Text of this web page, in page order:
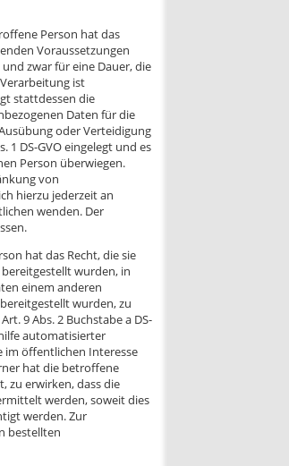
Person hat das
Voraussetzungen
zwar für eine Dauer, die
ist
stattdessen die
Daten für die
oder Verteidigung
1 DS-GVO eingelegt und es
Person überwiegen.
von
hierzu jederzeit an
wenden. Der
hat das Recht, die sie
wurden, in
einem anderen
wurden, zu
9 Abs. 2 Buchstabe a DS-
automatisierter
im öffentlichen Interesse
hat die betroffene
zu erwirken, dass die
werden, soweit dies
werden. Zur
bestellten